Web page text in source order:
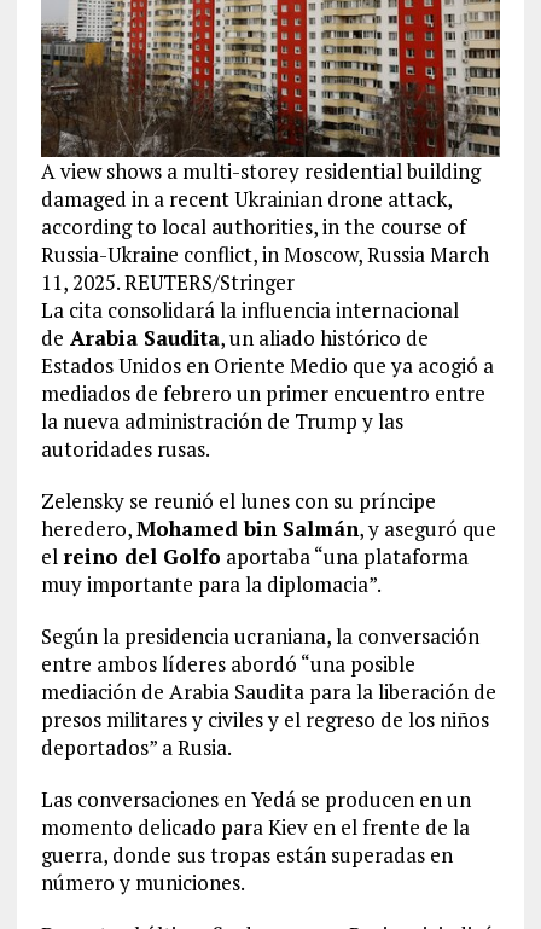
A view shows a multi-storey residential building
damaged in a recent Ukrainian drone attack,
according to local authorities, in the course of
Russia-Ukraine conflict, in Moscow, Russia March
11, 2025. REUTERS/Stringer
La cita consolidará la influencia internacional
de Arabia Saudita, un aliado histórico de
Estados Unidos en Oriente Medio que ya acogió a
mediados de febrero un primer encuentro entre
la nueva administración de Trump y las
autoridades rusas.
Zelensky se reunió el lunes con su príncipe
heredero,Mohamed bin Salmán, y aseguró que
el reino del Golfo aportaba “una plataforma
muy importante para la diplomacia”.
Según la presidencia ucraniana, la conversación
entre ambos líderes abordó “una posible
mediación de Arabia Saudita para la liberación de
presos militares y civiles y el regreso de los niños
deportados” a Rusia.
Las conversaciones en Yedá se producen en un
momento delicado para Kiev en el frente de la
guerra, donde sus tropas están superadas en
número y municiones.